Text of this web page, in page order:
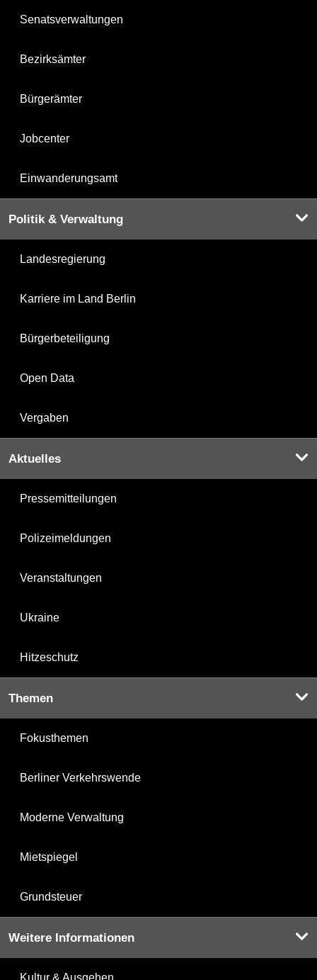
Senatsverwaltungen
Bezirksämter
Bürgerämter
Jobcenter
Einwanderungsamt
Politik & Verwaltung
Landesregierung
Karriere im Land Berlin
Bürgerbeteiligung
Open Data
Vergaben
Aktuelles
Pressemitteilungen
Polizeimeldungen
Veranstaltungen
Ukraine
Hitzeschutz
Themen
Fokusthemen
Berliner Verkehrswende
Moderne Verwaltung
Mietspiegel
Grundsteuer
Weitere Informationen
Kultur & Ausgehen